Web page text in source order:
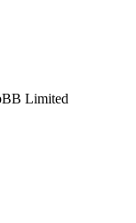
Limited